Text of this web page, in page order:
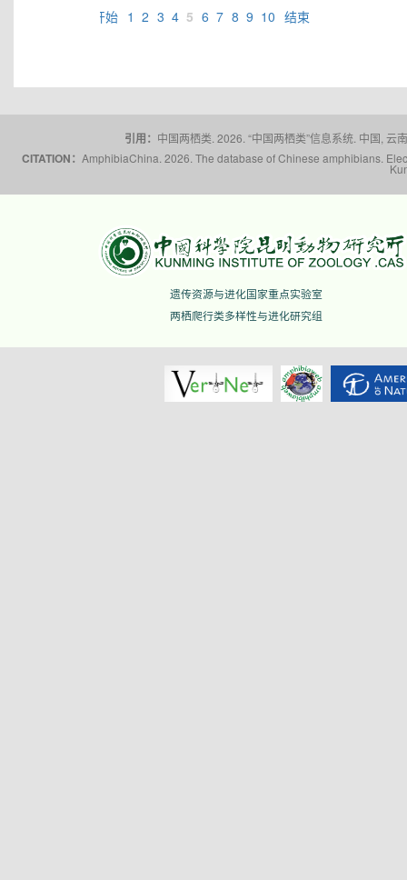
开始 1 2 3 4 5 6 7 8 9 10 结束
引用： 中国两栖类. 2026. “中国两栖类”信息系统. 中国,
CITATION： AmphibiaChina. 2026. The database of Chinese amphibians.
遗传资源与进化国家重点实验室
两栖爬行类多样性与进化研究组